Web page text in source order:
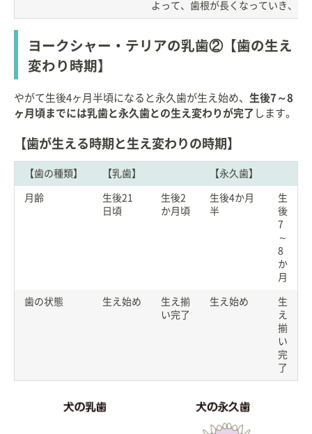
よって、歯根が長くなっていき、歯
ヨークシャー・テリアの乳歯②【歯の生え
変わり時期】
やがて生後4ヶ月半頃になると永久歯が生え始め、 生後7～8
ヶ月頃までには乳歯と永久歯との生え変わりが完了 します。
【歯が生える時期と生え変わりの時期】
【歯の種類】 【乳歯】 【永久歯】
月齢
生後21
日頃
生後2
か月頃
生後4か月
半
生
後
7
～
8
か
月
歯の状態 生え始め
生え揃
い完了
生え始め
生
え
揃
い
完
了